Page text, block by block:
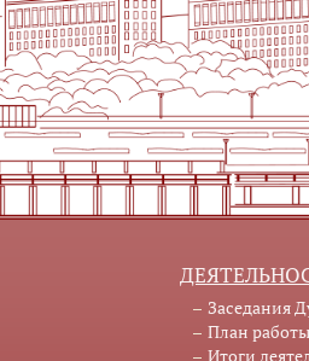
Заседания
План
Итоги